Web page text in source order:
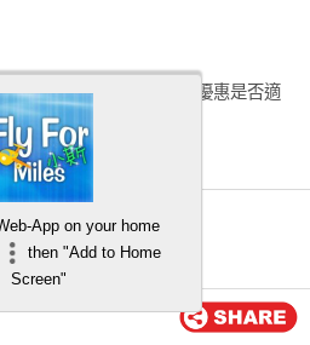
係同AIA 聯營, 請問以上優惠是否適
卡呢?
蚊
App on your home
then "Add to Home
Screen"